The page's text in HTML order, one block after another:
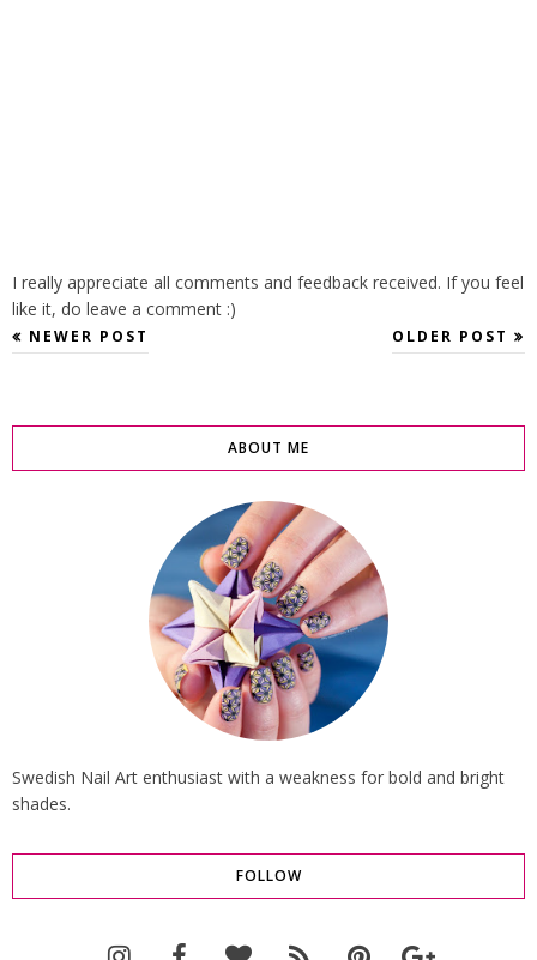
I really appreciate all comments and feedback received. If you feel
like it, do leave a comment :)
NEWER POST OLDER POST
ABOUT ME
Swedish Nail Art enthusiast with a weakness for bold and bright
shades.
FOLLOW